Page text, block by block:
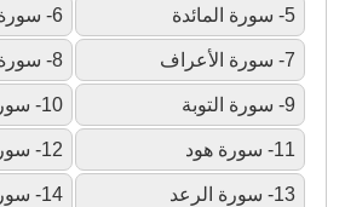
5- سورة المائدة 6- سورة الأنعام
7- سورة الأعراف 8- سورة الأنفال
9- سورة التوبة 10- سورة يونس
11- سورة هود 12- سورة يوسف
13- سورة الرعد 14- سورة إبراهيم